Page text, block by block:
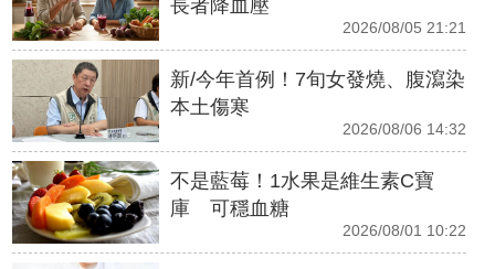
長者降血壓
2026/08/05 21:21
新/今年首例！7旬女發燒、腹瀉染
本土傷寒
2026/08/06 14:32
不是藍莓！1水果是維生素C寶
庫 可穩血糖
2026/08/01 10:22